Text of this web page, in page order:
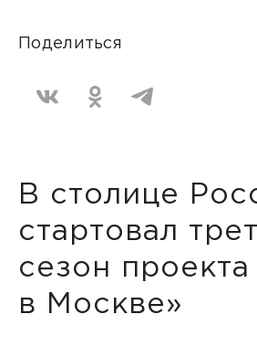
Поделиться
В столице
стартовал
сезон
в Москве»